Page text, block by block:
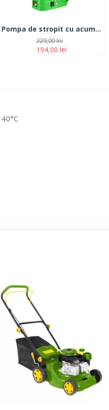
Pompa de stropit cu acumulator Micul Fermier 12L
194,00 lei
229,00 lei